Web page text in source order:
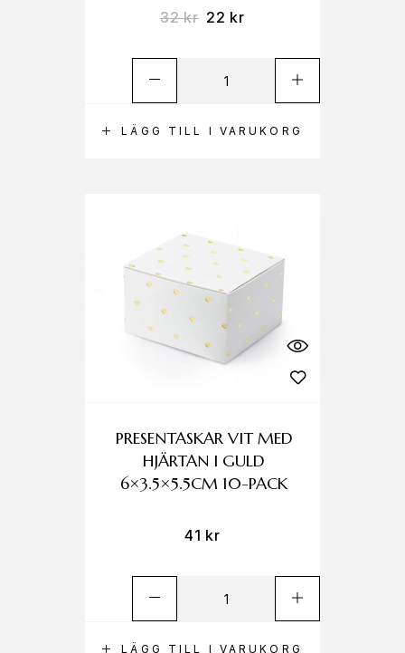
LÄGG TILL I VARUKORG
32kr 22 kr
LÄGG TILL I VARUKORG
PRESENTASKAR VIT MED
HJÄRTAN I GULD
6×3.5×5.5CM 10-PACK
41 kr